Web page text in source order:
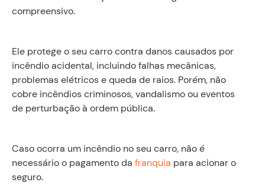
compreensivo.
Ele protege o seu carro contra danos causados por
incêndio acidental, incluindo falhas mecânicas,
problemas elétricos e queda de raios. Porém, não
cobre incêndios criminosos, vandalismo ou eventos
de perturbação à ordem pública.
Caso ocorra um incêndio no seu carro, não é
necessário o pagamento da franquia para acionar o
seguro.